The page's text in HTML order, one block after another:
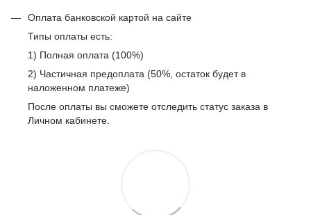
Оплата банковской картой на сайте
Типы оплаты есть:
1) Полная оплата (100%)
2) Частичная предоплата (50%, остаток будет в
наложенном платеже)
После оплаты вы сможете отследить статус заказа в
Личном кабинете.